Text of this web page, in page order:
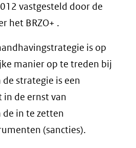
vastgesteld door de
het BRZO+ .
is op
manier op te treden bij
strategie is een
de ernst van
in te zetten
(sancties).